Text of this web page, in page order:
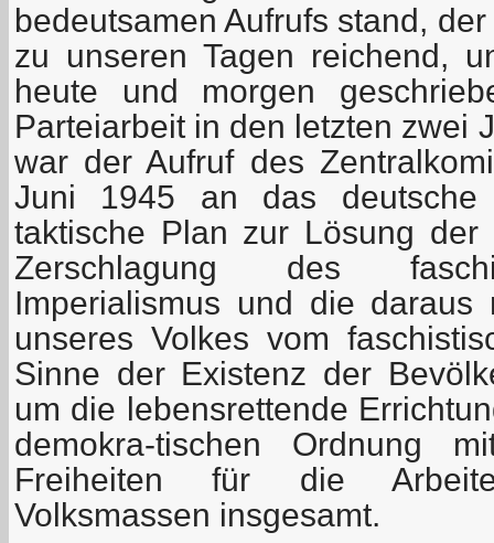
bedeutsamen Aufrufs stand,
zu unseren Tagen reichend,
heute und morgen
Parteiarbeit in den letzten zwei
war der Aufruf des
Juni 1945 an das deutsche
taktische Plan zur Lösung der
Zerschlagung des
Imperialismus und die daraus
unseres Volkes vom
Sinne der Existenz der
um die lebensrettende
demokra-tischen Ordnung
Freiheiten für die
Volksmassen insgesamt.